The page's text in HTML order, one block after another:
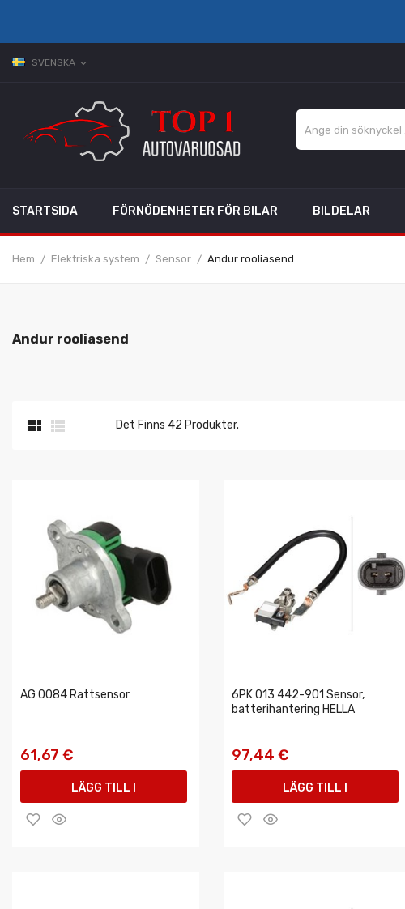
SVENSKA expand_more
STARTSIDA FÖRNÖDENHETER FÖR BILAR BILDELAR
Hem Elektriska system Sensor Andur rooliasend
Andur rooliasend
  Det Finns 42 Produkter.
AG 0084 Rattsensor
61,67 €
LÄGG TILL I
VARUKORGEN
6PK 013 442-901 Sensor,
batterihantering HELLA
97,44 €
LÄGG TILL I
VARUKORGEN